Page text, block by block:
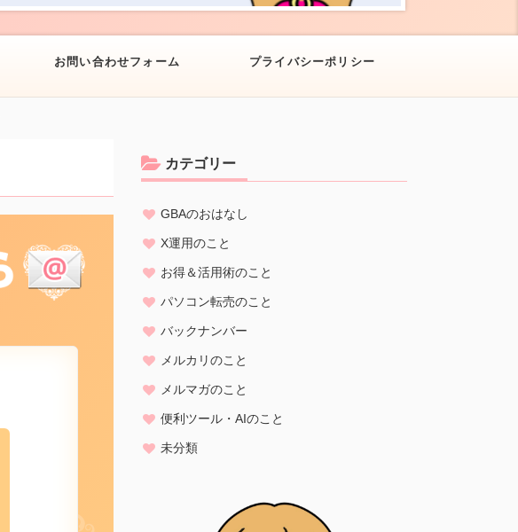
お問い合わせフォーム プライバシーポリシー
カテゴリー
GBAのおはなし
X運用のこと
お得＆活用術のこと
パソコン転売のこと
バックナンバー
メルカリのこと
メルマガのこと
便利ツール・AIのこと
未分類